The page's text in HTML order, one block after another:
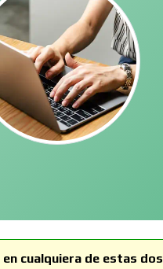
cualquiera de estas dos